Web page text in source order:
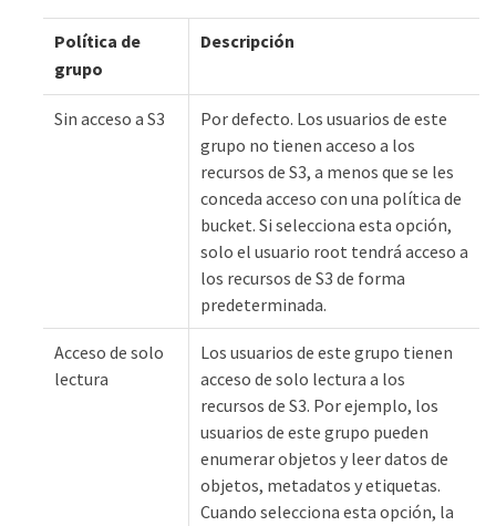
Política de
grupo
Descripción
Sin acceso a S3
Por defecto. Los usuarios de este
grupo no tienen acceso a los
recursos de S3, a menos que se les
conceda acceso con una política de
bucket. Si selecciona esta opción,
solo el usuario root tendrá acceso a
los recursos de S3 de forma
predeterminada.
Acceso de solo
lectura
Los usuarios de este grupo tienen
acceso de solo lectura a los
recursos de S3. Por ejemplo, los
usuarios de este grupo pueden
enumerar objetos y leer datos de
objetos, metadatos y etiquetas.
Cuando selecciona esta opción, la